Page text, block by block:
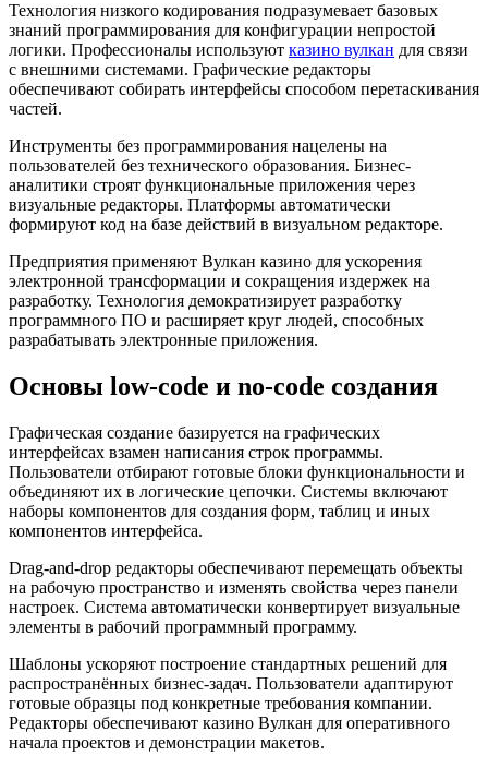
Технология низкого кодирования подразумевает базовых
знаний программирования для конфигурации непростой
логики. Профессионалы используют казино вулкан для связи
с внешними системами. Графические редакторы
обеспечивают собирать интерфейсы способом перетаскивания
частей.
Инструменты без программирования нацелены на
пользователей без технического образования. Бизнес-
аналитики строят функциональные приложения через
визуальные редакторы. Платформы автоматически
формируют код на базе действий в визуальном редакторе.
Предприятия применяют Вулкан казино для ускорения
электронной трансформации и сокращения издержек на
разработку. Технология демократизирует разработку
программного ПО и расширяет круг людей, способных
разрабатывать электронные приложения.
Основы low-code и no-code создания
Графическая создание базируется на графических
интерфейсах взамен написания строк программы.
Пользователи отбирают готовые блоки функциональности и
объединяют их в логические цепочки. Системы включают
наборы компонентов для создания форм, таблиц и иных
компонентов интерфейса.
Drag-and-drop редакторы обеспечивают перемещать объекты
на рабочую пространство и изменять свойства через панели
настроек. Система автоматически конвертирует визуальные
элементы в рабочий программный программу.
Шаблоны ускоряют построение стандартных решений для
распространённых бизнес-задач. Пользователи адаптируют
готовые образцы под конкретные требования компании.
Редакторы обеспечивают казино Вулкан для оперативного
начала проектов и демонстрации макетов.